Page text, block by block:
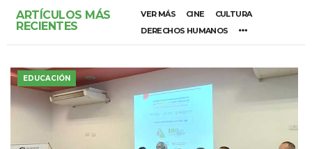
ARTÍCULOS MÁS
RECIENTES
VER MÁS CINE
CULTURA
DERECHOS HUMANOS
EDUCACIÓN